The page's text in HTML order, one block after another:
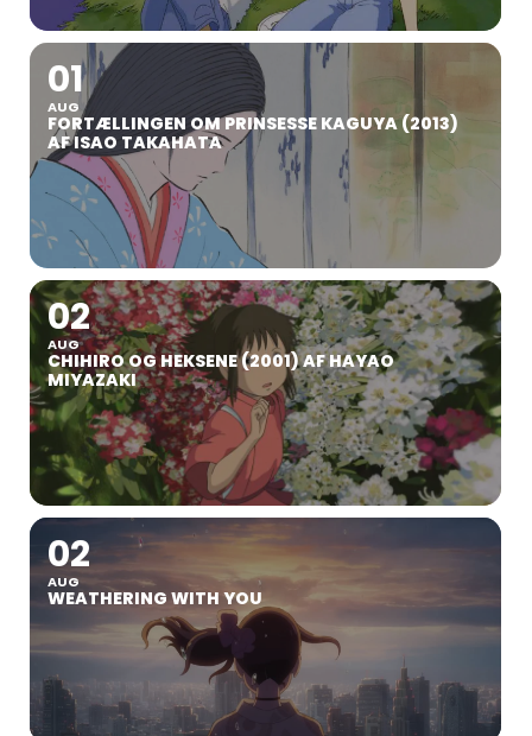
01
AUG
FORTÆLLINGEN OM PRINSESSE KAGUYA (2013)
AF ISAO TAKAHATA
02
AUG
CHIHIRO OG HEKSENE (2001) AF HAYAO
MIYAZAKI
02
AUG
WEATHERING WITH YOU